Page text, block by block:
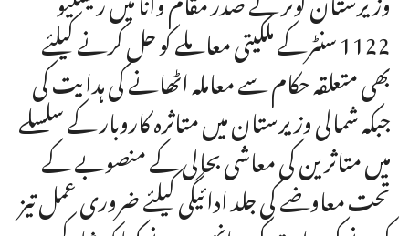
1122 سنٹرکے ملکیتی معاملے کو حل کرنے کیلئے
بھی متعلقہ حکام سے معاملہ اٹھانے کی ہدایت کی
جبکہ شمالی وزیرستان میں متاثرہ کاروبار کے سلسلے
میں متاثرین کی معاشی بحالی کے منصوبے کے
تحت معاوضے کی جلد ادائیگی کیلئے ضروری عمل تیز